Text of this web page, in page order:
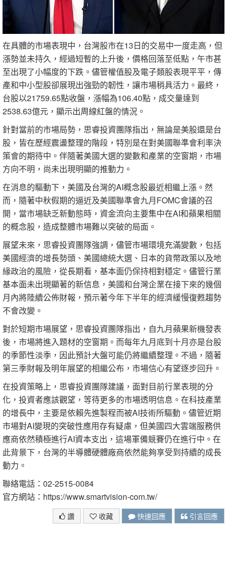
在具體的市場表現中，台灣股市在13日的交易中一度走高，但
漲勢並未持久，經過短暫的上升後，價格回落至低點，午市甚
至出現了小幅度的下跌。儘管權值股及電子類股表現平平，傳
產和中小型股卻展現出強勁的韌性，讓市場稍具活力。最終，
台股以21759.65點收盤，漲幅為106.40點，成交量達到
2538.63億元，顯示出周線紅盤的情況。
針對當前的市場局勢，思睿投資團隊指出，無論是美股還是台
股，皆在歷經震盪整理的階段，特別是在對美國聯準會利率決
策會的期待中。伴隨著美國大選的變數和產業的空窗期，市場
方向不明，尚未出現明顯的推動力。
在消息的驅動下，美國及台灣的AI概念股最近相繼上漲。然
而，隨著中秋假期的逼近及美國聯準會九月FOMC會議的召
開，當市場缺乏新動態時，資金流向主要集中在AI和蘋果相關
的概念股，造成整體市場難以突破的局面。
展望未來，思睿投資團隊強調，儘管市場環境充滿變數，包括
美國經濟的增長勢頭、美國總統大選、日本的貨幣政策以及地
緣政治的風險，從長期看，基本面仍保持相對穩定。儘管行業
基本面未出現顯著的新信息，美國和台灣企業在接下來的幾個
月內將陸續公佈財報，預示著今年下半年的經濟緩慢復甦趨勢
不會改變。
對於短期市場展望，思睿投資團隊指出，自九月蘋果新機發表
後，市場將進入題材的空窗期。而每年九月底到十月亦是台股
的季節性淡季，因此預計大盤可能仍將繼續整理。不過，隨著
第三季財報及明年展望的相繼公布，市場信心有望逐步回升。
在投資策略上，思睿投資團隊建議，面對目前行業表現的分
化，投資者應該觀望，等待更多的市場透明信息。在科技產業
的增長中，主要是依賴先進製程而被AI技術所驅動。儘管近期
市場對AI變現的突破性應用存有疑慮，但美國四大雲端服務供
應商依然積極進行AI資本支出，這場軍備競賽仍在進行中。在
此背景下，台灣的半導體硬體廠商依然能夠享受到持續的成長
動力。
聯絡電話：02-2515-0084
官方網站：https://www.smartvision-com.tw/
讚 收藏 快速回應 引言回應